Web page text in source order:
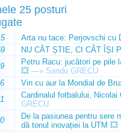
25 posturi
Arta nu tace: Perjovschi cu
NU CÂT ȘTIE, CI CÂT ÎȘI
Petru Racu: jucători pe pile
💥 —» Sandu GRECU
Vin cu aur la Mondial de
Cardinalul fotbalului,
GRECU
De la pasiunea pentru sere
dă tonul inovației la UTM 💥